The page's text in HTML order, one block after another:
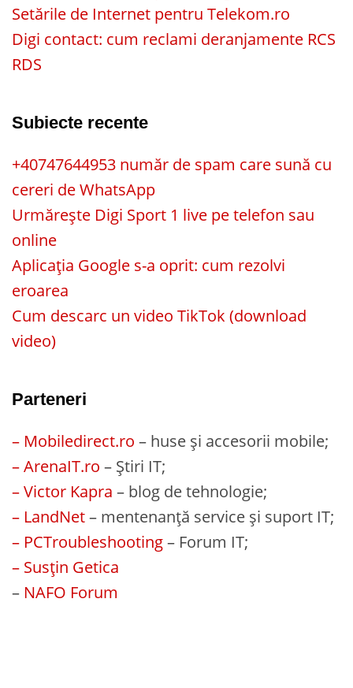
Setările de Internet pentru Telekom.ro
Digi contact: cum reclami deranjamente RCS
RDS
Subiecte recente
+40747644953 număr de spam care sună cu
cereri de WhatsApp
Urmărește Digi Sport 1 live pe telefon sau
online
Aplicația Google s-a oprit: cum rezolvi
eroarea
Cum descarc un video TikTok (download
video)
Parteneri
– Mobiledirect.ro – huse și accesorii mobile;
– ArenaIT.ro – Știri IT;
– Victor Kapra – blog de tehnologie;
– LandNet– mentenanță service și suport IT;
– PCTroubleshooting– Forum IT;
– Susțin Getica
– NAFO Forum